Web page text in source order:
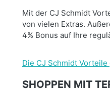
Mit der CJ Schmidt
von vielen Extras.
4% Bonus auf Ihre
Die CJ Schmidt Vorteile
SHOPPEN MIT